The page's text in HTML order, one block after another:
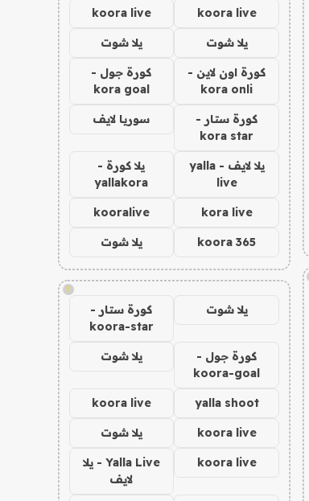
koora live
koora live
يلا شوت يلا شوت
كورة اون لاين -
kora onli
كورة جول -
kora goal
كورة ستار -
kora star
سوريا لايف
يلا لايف - yalla
live
يلا كورة -
yallakora
kora live
kooralive
koora 365 يلا شوت
!
يلا شوت
كورة ستار -
koora-star
كورة جول -
koora-goal
يلا شوت
yalla shoot
koora live
koora live يلا شوت
koora live
Yalla Live - يلا
لايف